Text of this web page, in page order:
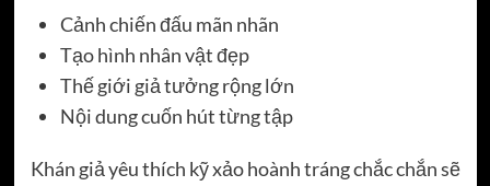
Cảnh chiến đấu mãn nhãn
Tạo hình nhân vật đẹp
Thế giới giả tưởng rộng lớn
Nội dung cuốn hút từng tập
Khán giả yêu thích kỹ xảo hoành tráng chắc chắn sẽ